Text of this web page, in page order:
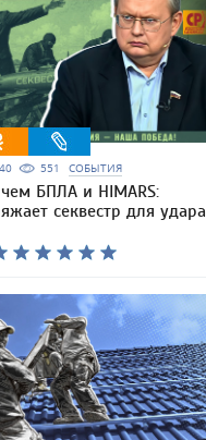
551 СОБЫТИЯ
БПЛА и HIMARS:
секвестр для удара